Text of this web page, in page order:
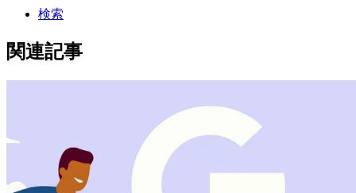
検索
関連記事